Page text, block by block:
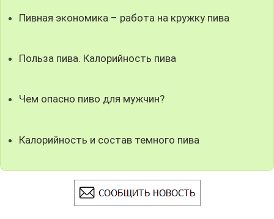
Пивная экономика – работа на кружку пива
Польза пива. Калорийность пива
Чем опасно пиво для мужчин?
Калорийность и состав темного пива